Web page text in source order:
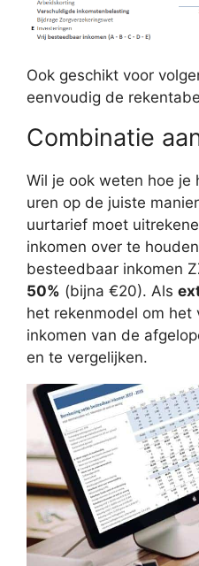
Ook geschikt voor
eenvoudig de
Combinatie
Wil je ook weten hoe je
uren op de juiste
uurtarief moet
inkomen over te
besteedbaar inkomen
50% (bijna €20). Als
het rekenmodel om het
inkomen van de
en te vergelijken.